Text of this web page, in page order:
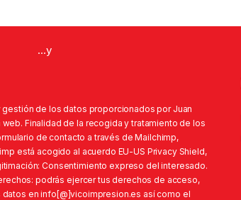
...y
de los datos proporcionados por Juan
Finalidad de la recogida y tratamiento de los
de contacto a través de Mailchimp,
está acogido al acuerdo EU-US Privacy Shield,
Consentimiento expreso del interesado.
podrás ejercer tus derechos de acceso,
en info[@]vicoimpresion.es así como el